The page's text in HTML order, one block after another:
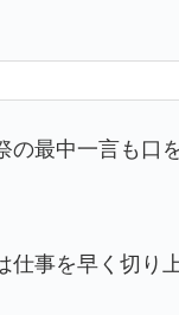
の最中一言も
仕事を早く切